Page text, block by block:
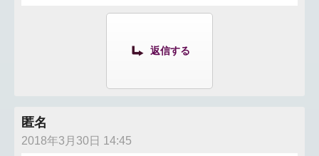
返信する
匿名
2018年3月30日 14:45